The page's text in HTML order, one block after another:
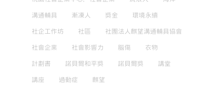
溝通輔具 漸凍人 獎金 環境永續
社企工作坊 社區 社團法人麒望溝通輔具協會
社會企業 社會影響力 腦傷 衣物
計劃書 諾貝爾和平獎 諾貝爾獎 講堂
講座 過動症 麒望